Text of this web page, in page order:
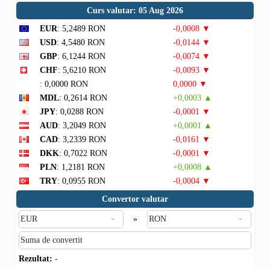
Curs valutar: 05 Aug 2026
EUR: 5,2489 RON
-0,0008 ▼
USD: 4,5480 RON
-0,0144 ▼
GBP: 6,1244 RON
-0,0074 ▼
CHF: 5,6210 RON
-0,0093 ▼
: 0,0000 RON
0,0000 ▼
MDL: 0,2614 RON
+0,0003 ▲
JPY: 0,0288 RON
-0,0001 ▼
AUD: 3,2049 RON
+0,0001 ▲
CAD: 3,2339 RON
-0,0161 ▼
DKK: 0,7022 RON
-0,0001 ▼
PLN: 1,2181 RON
+0,0008 ▲
TRY: 0,0955 RON
-0,0004 ▼
Convertor valutar
»
Rezultat: -